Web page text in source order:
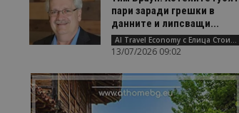
пари заради грешки в
данните и липсващи...
AI Travel Economy с Елица Стоилова
13/07/2026 09:02